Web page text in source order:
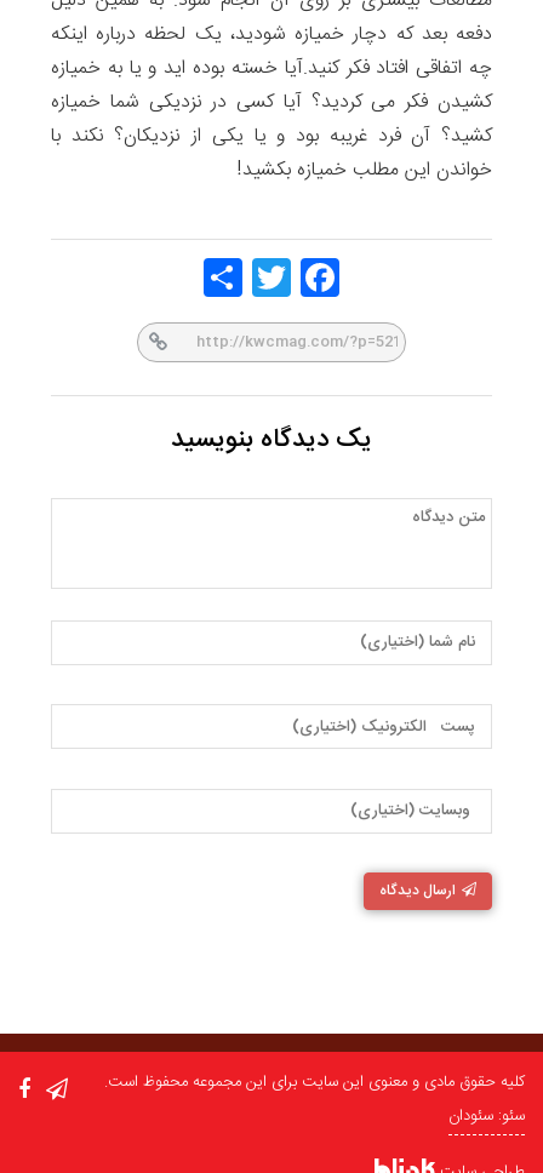
دفعه بعد که دچار خمیازه شودید، یک لحظه درباره اینکه
چه اتفاقی افتاد فکر کنید.آیا خسته بوده اید و یا به خمیازه
کشیدن فکر می کردید؟ آیا کسی در نزدیکی شما خمیازه
کشید؟ آن فرد غریبه بود و یا یکی از نزدیکان؟ نکند با
خواندن این مطلب خمیازه بکشید!
Face
Twitt
یک دیدگاه بنویسید
ارسال دیدگاه
کلیه حقوق مادی و معنوی این سایت برای این مجموعه محفوظ است.
سئو: سئودان